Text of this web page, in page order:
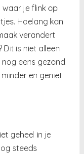
waar je flink op
Hoelang kan
verandert
is niet alleen
eens gezond.
en geniet
geheel in je
steeds